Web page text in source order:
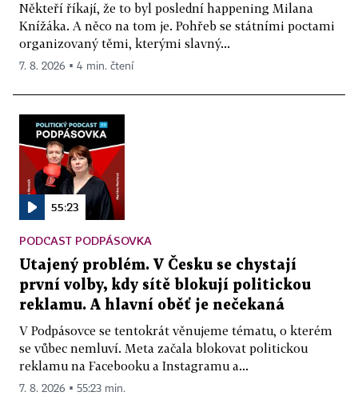
Někteří říkají, že to byl poslední happening Milana
Knížáka. A něco na tom je. Pohřeb se státními poctami
organizovaný těmi, kterými slavný...
7. 8. 2026 ▪ 4 min. čtení
55:23
PODCAST PODPÁSOVKA
Utajený problém. V Česku se chystají
první volby, kdy sítě blokují politickou
reklamu. A hlavní oběť je nečekaná
V Podpásovce se tentokrát věnujeme tématu, o kterém
se vůbec nemluví. Meta začala blokovat politickou
reklamu na Facebooku a Instagramu a...
7. 8. 2026 ▪ 55:23 min.